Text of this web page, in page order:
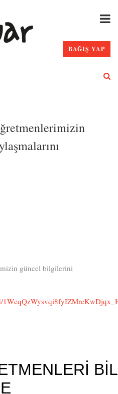
BAĞIŞ YAP
güncel bilgilerini